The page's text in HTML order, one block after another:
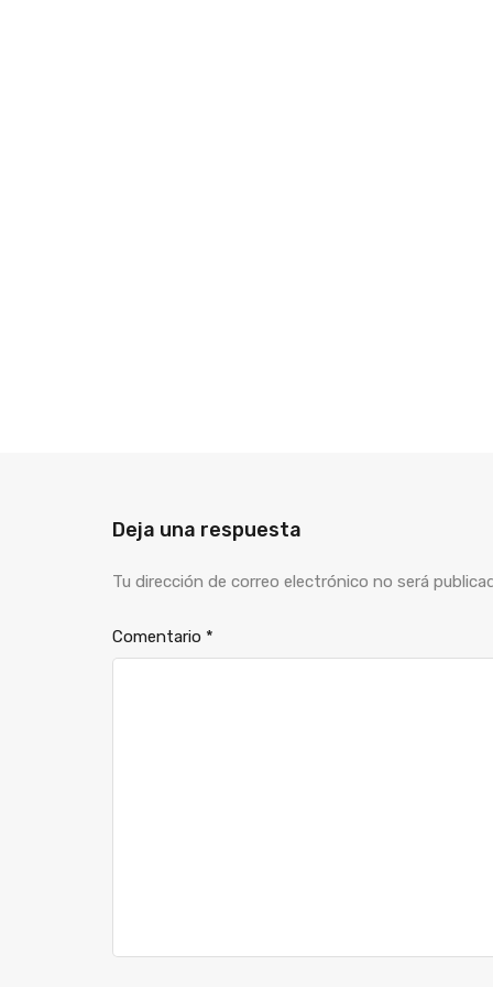
Deja una respuesta
Tu dirección de correo electrónico no será
Comentario *